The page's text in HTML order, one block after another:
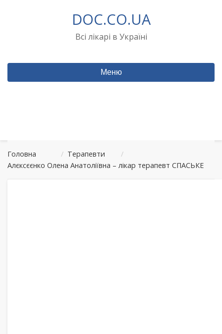
DOC.CO.UA
Всі лікарі в Україні
Меню
Головна / Терапевти
/
Алєксєєнко Олена Анатоліївна – лікар терапевт СПАСЬКЕ